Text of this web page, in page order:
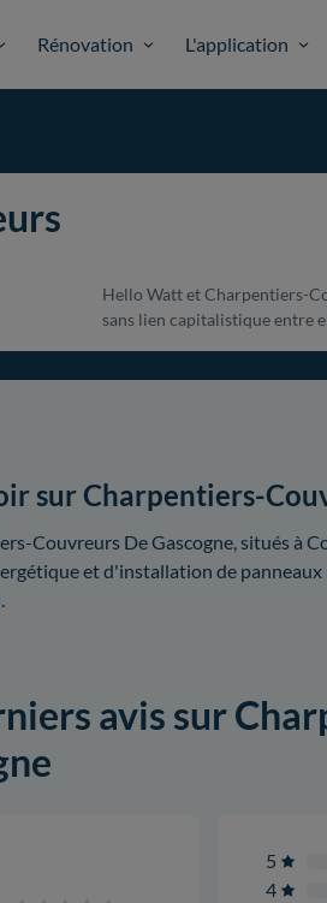
Rénovation L'application
Hello Watt et Charpentiers-
sans lien capitalistique entre
sur Charpentiers-
Couvreurs De Gascogne, situés à
et d'installation de
avis sur
5
4